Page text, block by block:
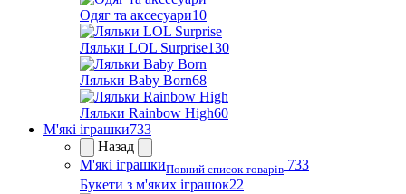
Одяг та аксесуари10
Ляльки LOL Surprise130
Ляльки Baby Born68
Ляльки Rainbow High60
М'які іграшки733
Назад
М'які іграшкиПовний список товарів 733
Букети з м'яких іграшок22